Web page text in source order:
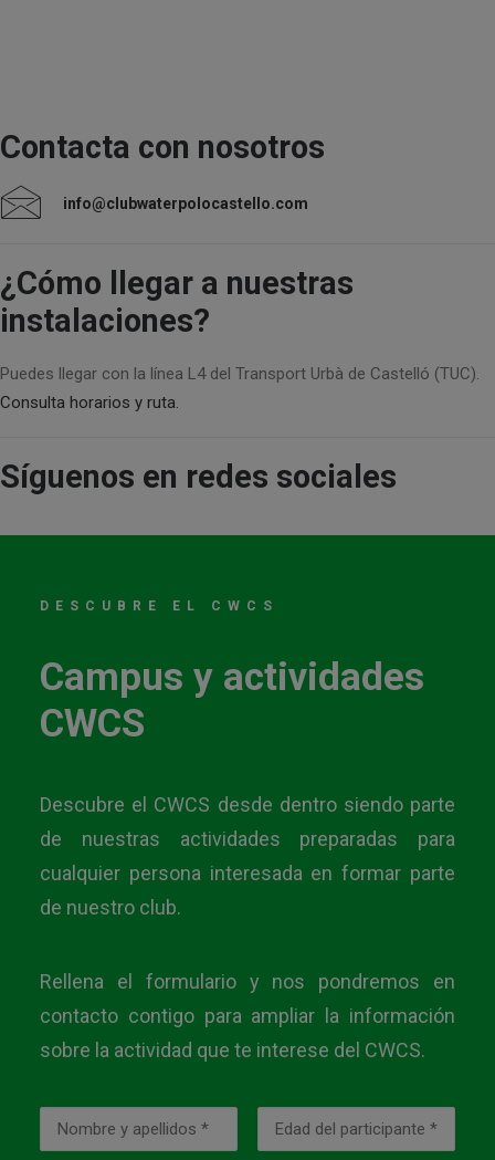
Contacta con nosotros
info@clubwaterpolocastello.com
¿Cómo llegar a nuestras
instalaciones?
Puedes llegar con la línea L4 del Transport Urbà de Castelló (TUC).
Consulta horarios y ruta.
Síguenos en redes sociales
DESCUBRE EL CWCS
Campus y actividades
CWCS
Descubre el CWCS desde dentro siendo parte
de nuestras actividades preparadas para
cualquier persona interesada en formar parte
de nuestro club.
Rellena el formulario y nos pondremos en
contacto contigo para ampliar la información
sobre la actividad que te interese del CWCS.